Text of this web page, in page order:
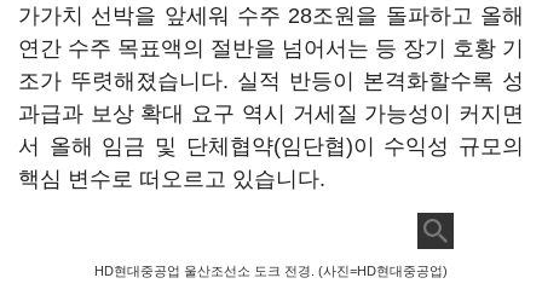
가가치 선박을 앞세워 수주 28조원을 돌파하고 올해
연간 수주 목표액의 절반을 넘어서는 등 장기 호황 기
조가 뚜렷해졌습니다. 실적 반등이 본격화할수록 성
과급과 보상 확대 요구 역시 거세질 가능성이 커지면
서 올해 임금 및 단체협약(임단협)이 수익성 규모의
핵심 변수로 떠오르고 있습니다.
HD현대중공업 울산조선소 도크 전경. (사진=HD현대중공업)